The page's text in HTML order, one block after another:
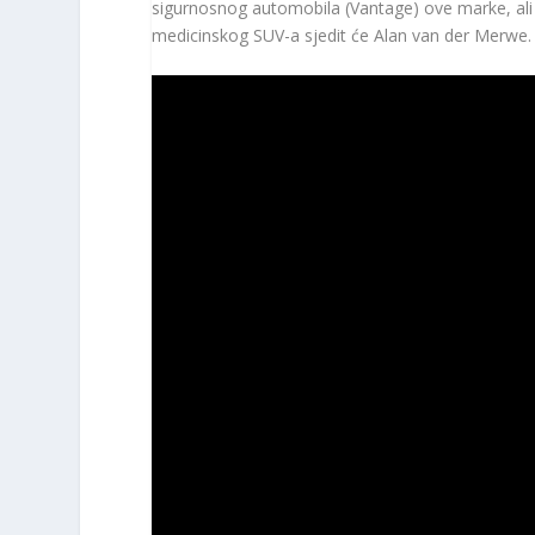
sigurnosnog automobila (Vantage) ove marke,
medicinskog SUV-a sjedit će Alan van der Merwe.